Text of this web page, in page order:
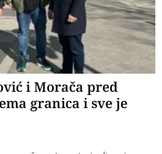
i Morača pred
granica i sve je